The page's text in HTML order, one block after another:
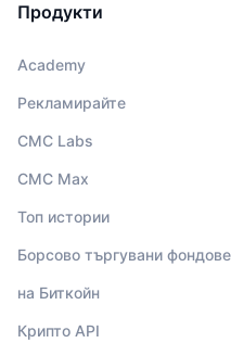
Продукти
Academy
Рекламирайте
CMC Labs
CMC Max
Топ истории
Борсово търгувани фондове
на Биткойн
Крипто API